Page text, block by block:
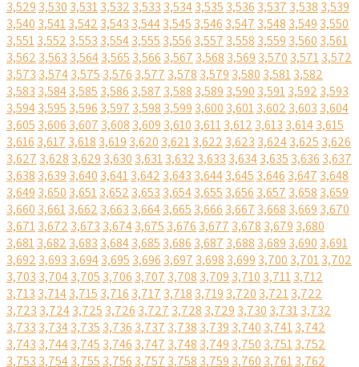
3,529 3,530 3,5313,532 3,533 3,5343,535 3,536 3,537 3,538 3,539
3,540 3,5413,542 3,543 3,5443,545 3,546 3,547 3,548 3,549 3,550
3,5513,552 3,553 3,5543,555 3,556 3,557 3,558 3,559 3,560 3,561
3,562 3,563 3,5643,565 3,566 3,567 3,568 3,569 3,570 3,5713,572
3,573 3,5743,575 3,576 3,577 3,578 3,579 3,580 3,5813,582
3,583 3,5843,585 3,586 3,587 3,588 3,589 3,590 3,5913,592 3,593
3,5943,595 3,596 3,597 3,598 3,599 3,600 3,6013,602 3,603 3,604
3,605 3,606 3,607 3,608 3,609 3,610 3,6113,612 3,613 3,6143,615
3,616 3,617 3,618 3,619 3,620 3,6213,622 3,623 3,6243,625 3,626
3,627 3,628 3,629 3,630 3,6313,632 3,633 3,6343,635 3,636 3,637
3,638 3,639 3,640 3,6413,642 3,643 3,6443,645 3,646 3,647 3,648
3,649 3,650 3,6513,652 3,653 3,6543,655 3,656 3,657 3,658 3,659
3,660 3,6613,662 3,663 3,6643,665 3,666 3,667 3,668 3,669 3,670
3,6713,672 3,673 3,6743,675 3,676 3,677 3,678 3,679 3,680
3,6813,682 3,683 3,6843,685 3,686 3,687 3,688 3,689 3,690 3,691
3,692 3,693 3,6943,695 3,696 3,697 3,698 3,699 3,700 3,7013,702
3,703 3,7043,705 3,706 3,707 3,708 3,709 3,710 3,7113,712
3,713 3,7143,715 3,716 3,717 3,718 3,719 3,720 3,7213,722
3,723 3,7243,725 3,726 3,727 3,728 3,729 3,730 3,7313,732
3,733 3,7343,735 3,736 3,737 3,738 3,739 3,740 3,7413,742
3,743 3,7443,745 3,746 3,747 3,748 3,749 3,750 3,7513,752
3,753 3,7543,755 3,756 3,757 3,758 3,759 3,760 3,7613,762